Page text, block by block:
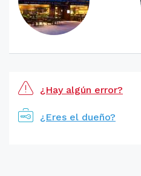
¿Hay algún error?
¿Eres el dueño?